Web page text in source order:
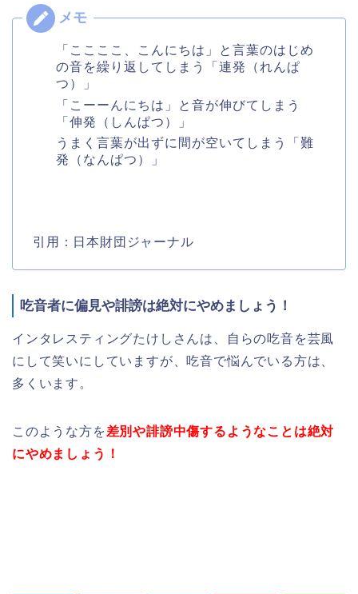
「ここここ、こんにちは」と言葉のはじめ
の音を繰り返してしまう「連発（れんぱ
つ）」
「こーーんにちは」と音が伸びてしまう
「伸発（しんぱつ）」
うまく言葉が出ずに間が空いてしまう「難
発（なんぱつ）」
引用：日本財団ジャーナル
吃音者に偏見や誹謗は絶対にやめましょう！
インタレスティングたけしさんは、自らの吃音を芸風
にして笑いにしていますが、吃音で悩んでいる方は、
多くいます。
このような方を差別や誹謗中傷するようなことは絶対
にやめましょう！